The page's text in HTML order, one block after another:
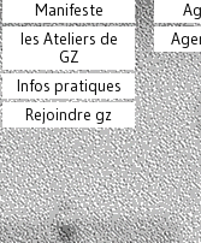
Manifeste
les Ateliers de
GZ
Infos pratiques
Rejoindre gz